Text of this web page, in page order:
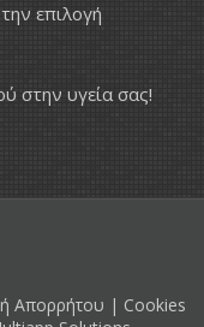
επιλογή
στην υγεία σας!
Απορρήτου | Cookies